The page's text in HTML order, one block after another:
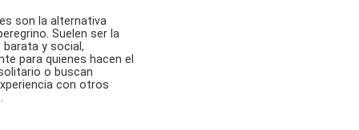
son la alternativa
Suelen ser la
y social,
para quienes hacen el
o buscan
con otros